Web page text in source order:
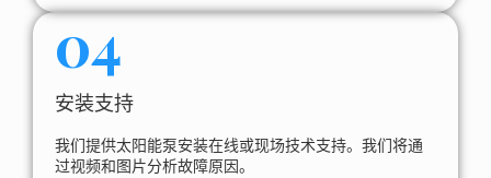
04
安装支持
我们提供太阳能泵安装在线或现场技术支持。我们将通
过视频和图片分析故障原因。